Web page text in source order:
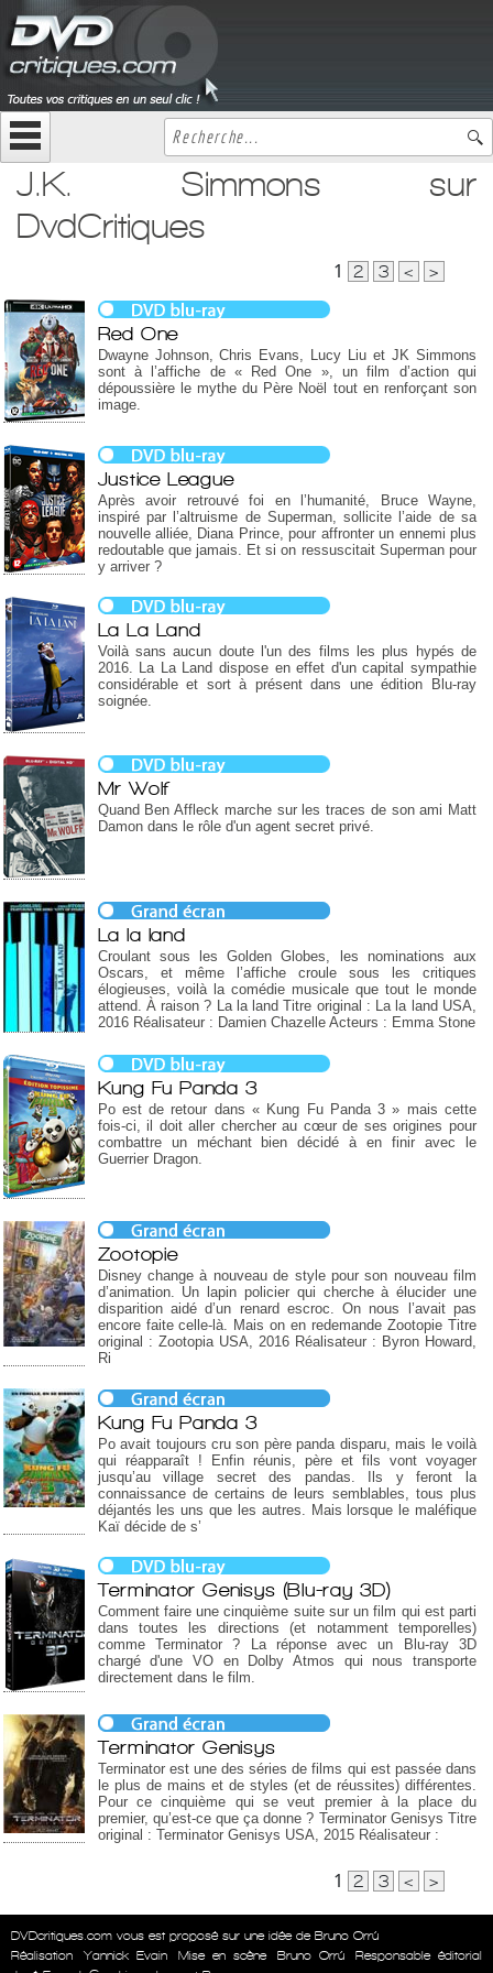
J.K. Simmons sur
DvdCritiques
1 2 3 < >
Red One
Dwayne Johnson, Chris Evans, Lucy Liu et JK Simmons
sont à l’affiche de « Red One », un film d’action qui
dépoussière le mythe du Père Noël tout en renforçant son
image.
Justice League
Après avoir retrouvé foi en l’humanité, Bruce Wayne,
inspiré par l’altruisme de Superman, sollicite l’aide de sa
nouvelle alliée, Diana Prince, pour affronter un ennemi plus
redoutable que jamais. Et si on ressuscitait Superman pour
y arriver ?
La La Land
Voilà sans aucun doute l'un des films les plus hypés de
2016. La La Land dispose en effet d'un capital sympathie
considérable et sort à présent dans une édition Blu-ray
soignée.
Mr Wolf
Quand Ben Affleck marche sur les traces de son ami Matt
Damon dans le rôle d'un agent secret privé.
La la land
Croulant sous les Golden Globes, les nominations aux
Oscars, et même l’affiche croule sous les critiques
élogieuses, voilà la comédie musicale que tout le monde
attend. À raison ? La la land Titre original : La la land USA,
2016 Réalisateur : Damien Chazelle Acteurs : Emma Stone
Kung Fu Panda 3
Po est de retour dans « Kung Fu Panda 3 » mais cette
fois-ci, il doit aller chercher au cœur de ses origines pour
combattre un méchant bien décidé à en finir avec le
Guerrier Dragon.
Zootopie
Disney change à nouveau de style pour son nouveau film
d’animation. Un lapin policier qui cherche à élucider une
disparition aidé d’un renard escroc. On nous l’avait pas
encore faite celle-là. Mais on en redemande Zootopie Titre
original : Zootopia USA, 2016 Réalisateur : Byron Howard,
Ri
Kung Fu Panda 3
Po avait toujours cru son père panda disparu, mais le voilà
qui réapparaît ! Enfin réunis, père et fils vont voyager
jusqu’au village secret des pandas. Ils y feront la
connaissance de certains de leurs semblables, tous plus
déjantés les uns que les autres. Mais lorsque le maléfique
Kaï décide de s’
Terminator Genisys (Blu-ray 3D)
Comment faire une cinquième suite sur un film qui est parti
dans toutes les directions (et notamment temporelles)
comme Terminator ? La réponse avec un Blu-ray 3D
chargé d'une VO en Dolby Atmos qui nous transporte
directement dans le film.
Terminator Genisys
Terminator est une des séries de films qui est passée dans
le plus de mains et de styles (et de réussites) différentes.
Pour ce cinquième qui se veut premier à la place du
premier, qu’est-ce que ça donne ? Terminator Genisys Titre
original : Terminator Genisys USA, 2015 Réalisateur :
1 2 3 < >
DVDcritiques.com vous est proposé sur une idée de Bruno Orrú
Réalisation
Yannick Evain Mise en scène Bruno Orrú
Responsable éditorial